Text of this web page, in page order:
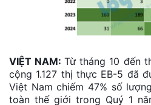
VIỆT NAM:Từ tháng 10 đến
cộng 1.127 thị thực EB-5 đã
Việt Nam chiếm 47% số
toàn thế giới trong Quý 1